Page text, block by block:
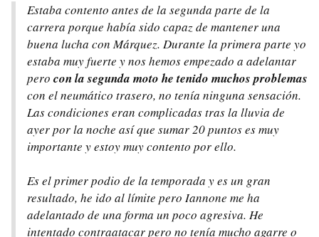
Estaba contento antes de la segunda parte de la
carrera porque había sido capaz de mantener una
buena lucha con Márquez. Durante la primera parte yo
estaba muy fuerte y nos hemos empezado a adelantar
pero con la segunda moto he tenido muchos problemas
con el neumático trasero, no tenía ninguna sensación.
Las condiciones eran complicadas tras la lluvia de
ayer por la noche así que sumar 20 puntos es muy
importante y estoy muy contento por ello.
Es el primer podio de la temporada y es un gran
resultado, he ido al límite pero Iannone me ha
adelantado de una forma un poco agresiva. He
intentado contraatacar pero no tenía mucho agarre o